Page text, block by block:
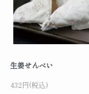
生姜せんべい
432円(税込)